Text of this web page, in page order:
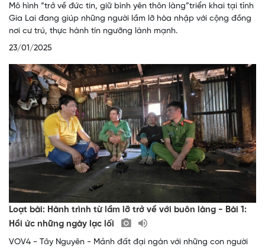
Mô hình “trở về đức tin, giữ bình yên thôn làng”triển khai tại tỉnh
Gia Lai đang giúp những người lầm lỡ hòa nhập với cộng đồng
nơi cư trú, thực hành tín ngưỡng lành mạnh.
23/01/2025
Loạt bài: Hành trình từ lầm lỡ trở về với buôn làng - Bài 1:
Hồi ức những ngày lạc lối
VOV4 - Tây Nguyên - Mảnh đất đại ngàn với những con người